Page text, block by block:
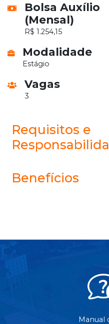
Bolsa Auxílio
(Mensal)
R$ 1.254,15
Modalidade
Estágio
Vagas
3
Requisitos e
Benefícios
Manual